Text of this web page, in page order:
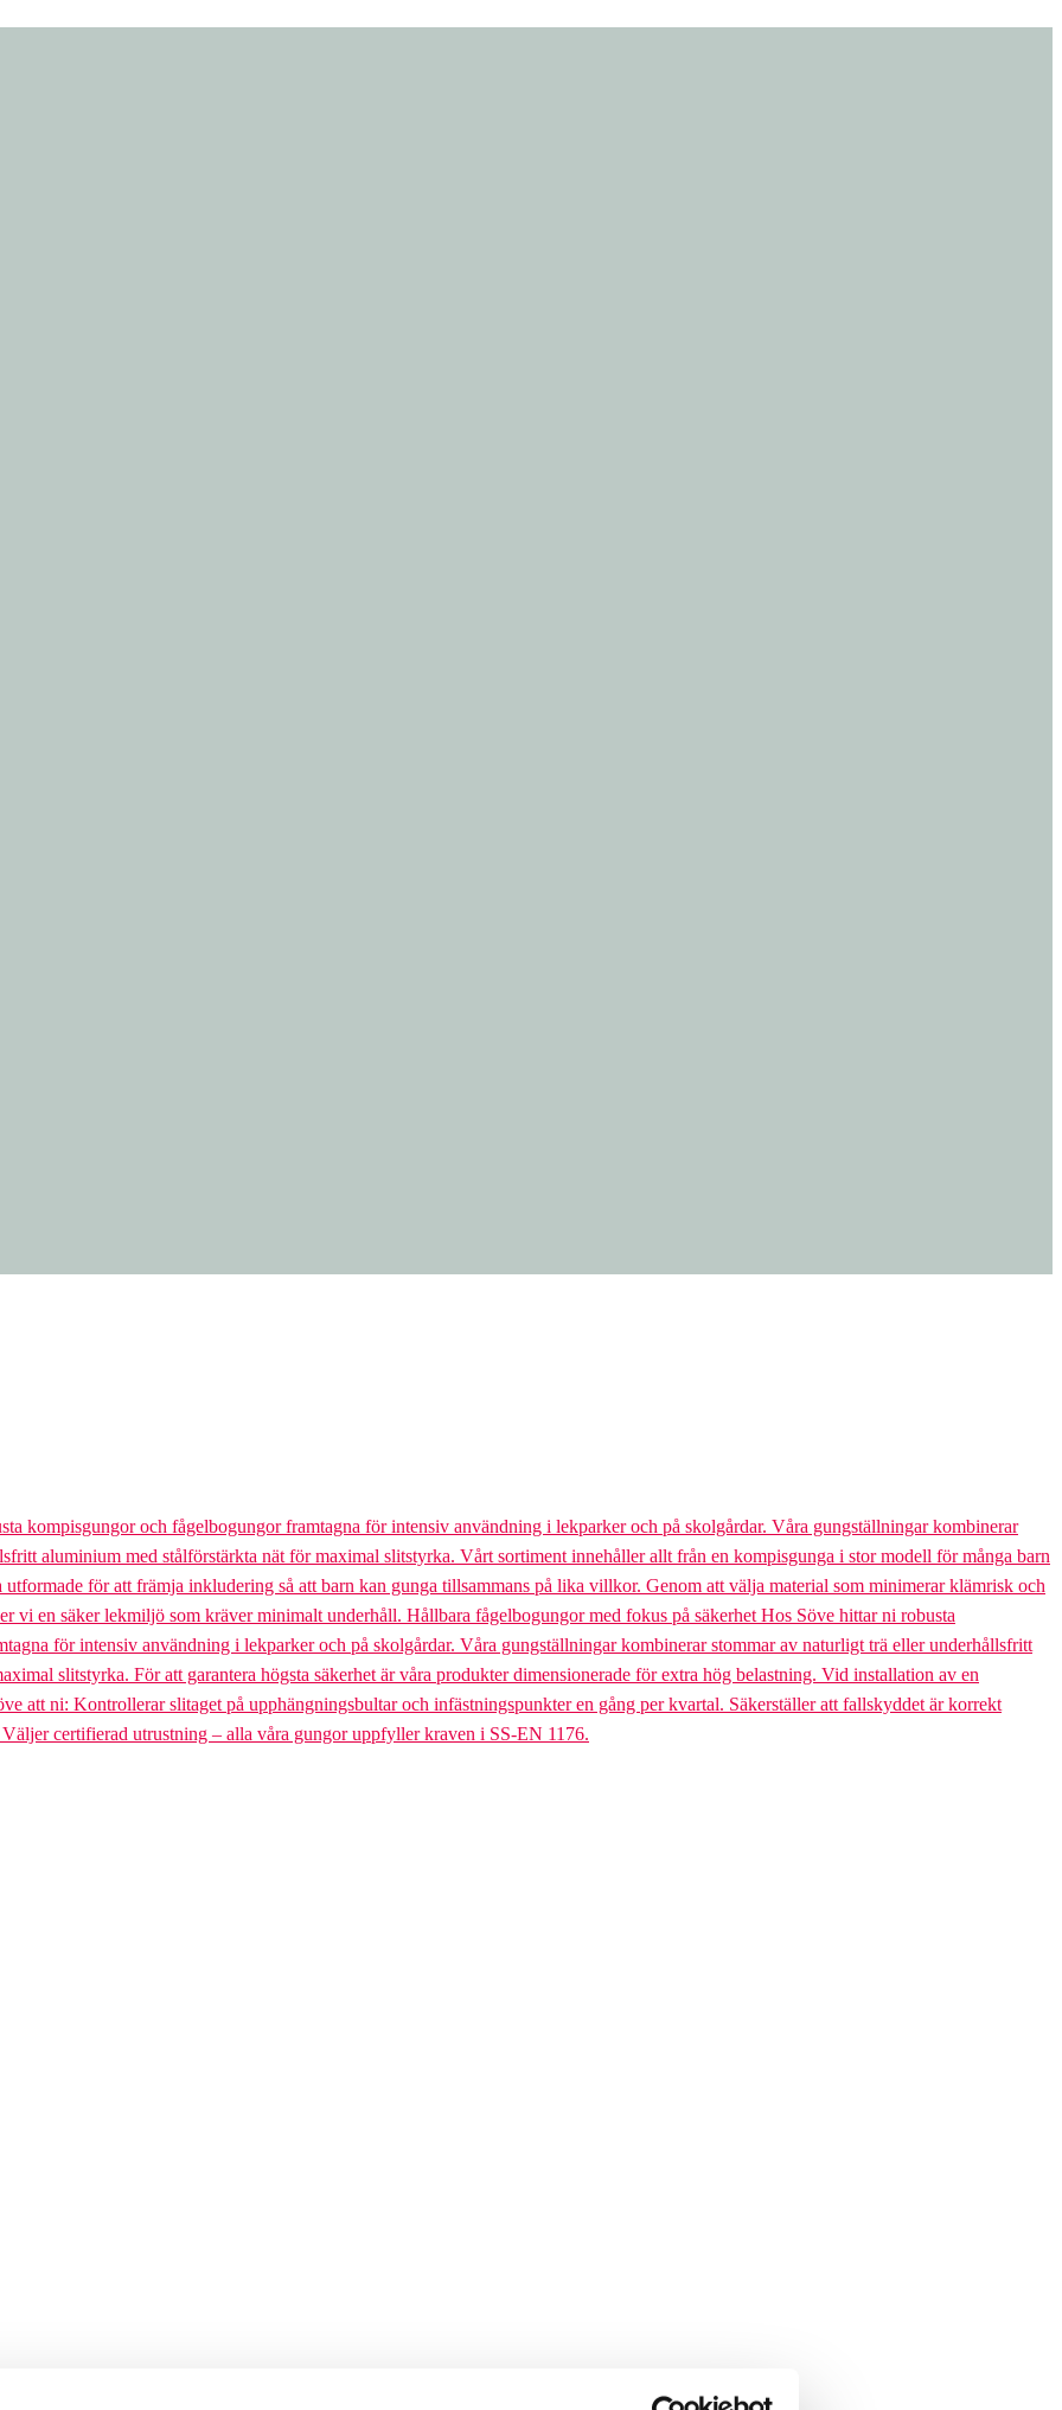
kompisgungor och fågelbogungor framtagna för intensiv användning i lekparker och på skolgårdar. Våra gungställningar kombinerar
aluminium med stålförstärkta nät för maximal slitstyrka. Vårt sortiment innehåller allt från en kompisgunga i stor modell för många barn
för att främja inkludering så att barn kan gunga tillsammans på lika villkor. Genom att välja material som minimerar klämrisk och
vi en säker lekmiljö som kräver minimalt underhåll. Hållbara fågelbogungor med fokus på säkerhet Hos Söve hittar ni robusta
för intensiv användning i lekparker och på skolgårdar. Våra gungställningar kombinerar stommar av naturligt trä eller underhållsfritt
slitstyrka. För att garantera högsta säkerhet är våra produkter dimensionerade för extra hög belastning. Vid installation av en
att ni: Kontrollerar slitaget på upphängningsbultar och infästningspunkter en gång per kvartal. Säkerställer att fallskyddet är korrekt
certifierad utrustning – alla våra gungor uppfyller kraven i SS-EN 1176.